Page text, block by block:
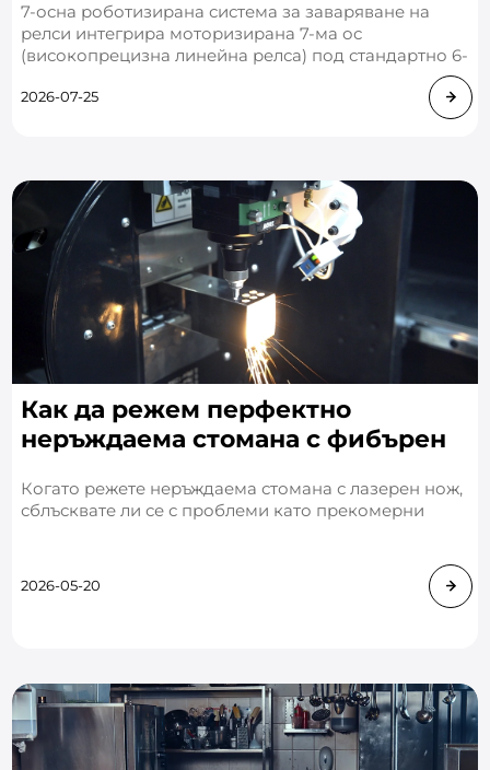
7-осна роботизирана система за заваряване на
релси интегрира моторизирана 7-ма ос
(високопрецизна линейна релса) под стандартно 6-
разширяване на оперативния ради
2026-07-25
Как да режем перфектно
неръждаема стомана с фибърен
Когато режете неръждаема стомана с лазерен нож,
сблъсквате ли се с проблеми като прекомерни
проблеми не само ув
2026-05-20